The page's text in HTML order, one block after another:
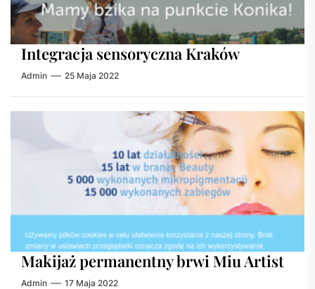
Integracja sensoryczna Kraków
Admin 25 Maja 2022
Makijaż permanentny brwi Miu Artist
Admin 17 Maja 2022